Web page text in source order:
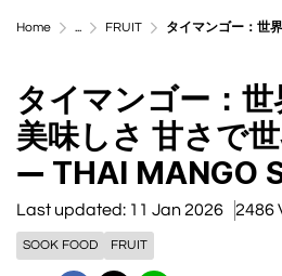
Home ... FRUIT タイマンゴー：世界を魅了する美
タイマンゴー：
美味しさ 甘さで
― THAI MANGO
Last updated: 11 Jan 2026 2486
SOOK FOOD FRUIT